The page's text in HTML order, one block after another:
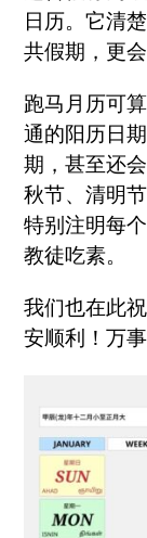
日历。它清
共假期，更
跑马月历可
通的阳历日
期，甚至还
秋节、清明
特别注明每
教徒吃素。
我们也在此
安顺利！万